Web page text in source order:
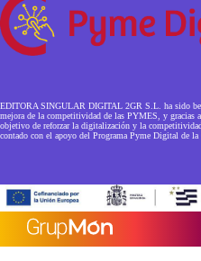
EDITORA SINGULAR DIGITAL 2GR S.L. ha sido
mejora de la competitividad de las PYMES, y gracias
objetivo de reforzar la digitalización y la
contado con el apoyo del Programa Pyme Digital de la